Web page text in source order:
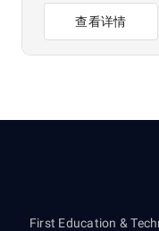
查看详情
First Education &